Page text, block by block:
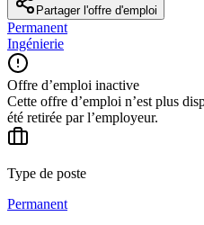
Partager l'offre d'emploi
Permanent
Ingénierie
Offre d’emploi inactive
Cette offre d’emploi n’est plus
été retirée par l’employeur.
Type de poste
Permanent